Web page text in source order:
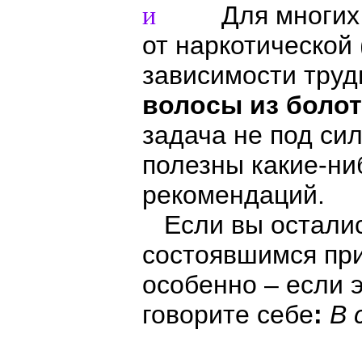
и
Для
от наркотической
зависимости
волосы из
задача не под
полезны какие-
рекомендаций.
Если вы
состоявшимся
особенно – если
говорите себе: В